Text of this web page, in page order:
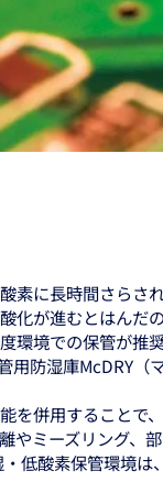
素に長時間さら
化が進むとはん
環境での保管が推
用防湿庫McDRY
を併用することで
やミーズリング、
低酸素保管環境